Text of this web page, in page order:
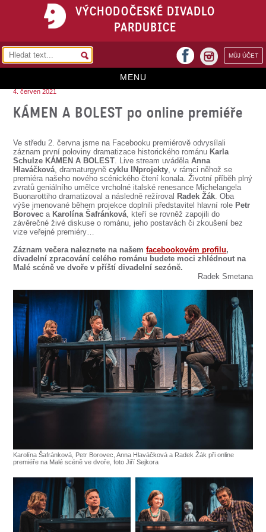
VÝCHODOČESKÉ DIVADLO
PARDUBICE
MŮJ ÚČET
facebook
MENU
REPERTOÁR
VSTUPENKY
PŘEDPLATNÉ
KONTAKTY
SOUBOR
DÁLE NABÍZÍME
4. červen 2021
KÁMEN A BOLEST po online premiéře
Ve středu 2. června jsme na Facebooku premiérově odvysílali
záznam první poloviny dramatizace historického románu Karla
Schulze KÁMEN A BOLEST. Live stream uvádělaAnna
Hlaváčková, dramaturgyněcyklu INprojekty, v rámci něhož se
premiéra našeho nového scénického čtení konala. Životní příběh plný
zvratů geniálního umělce vrcholné italské renesance Michelangela
Buonarottiho dramatizoval a následně režíroval Radek Žák. Oba
výše jmenované během projekce doplnili představitel hlavní role Petr
Borovec a Karolína Šafránková, kteří se rovněž zapojili do
závěrečné živé diskuse o románu, jeho postavách či zkoušení bez
vize veřejné premiéry…
Záznam večera naleznete na našemfacebookovém profilu,
divadelní zpracování celého románu budete moci zhlédnout na
Malé scéně ve dvoře v příští divadelní sezóně.
Radek Smetana
Karolína Šafránková, Petr Borovec, Anna Hlaváčková a Radek Žák při online
premiéře na Malé scéně ve dvoře, foto Jiří Sejkora